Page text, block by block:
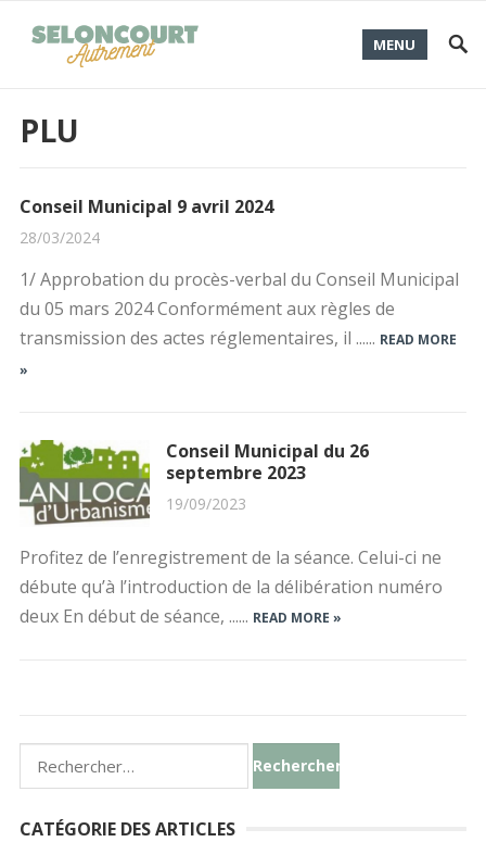
MENU
PLU
Conseil Municipal 9 avril 2024
28/03/2024
1/ Approbation du procès-verbal du Conseil Municipal
du 05 mars 2024 Conformément aux règles de
transmission des actes réglementaires, il ...... READ MORE
»
Conseil Municipal du 26
septembre 2023
19/09/2023
Profitez de l’enregistrement de la séance. Celui-ci ne
débute qu’à l’introduction de la délibération numéro
deux En début de séance, ...... READ MORE »
Rechercher :
CATÉGORIE DES ARTICLES